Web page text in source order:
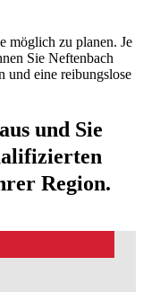
möglich zu planen. Je
Sie Neftenbach
und eine reibungslose
und Sie
Region.